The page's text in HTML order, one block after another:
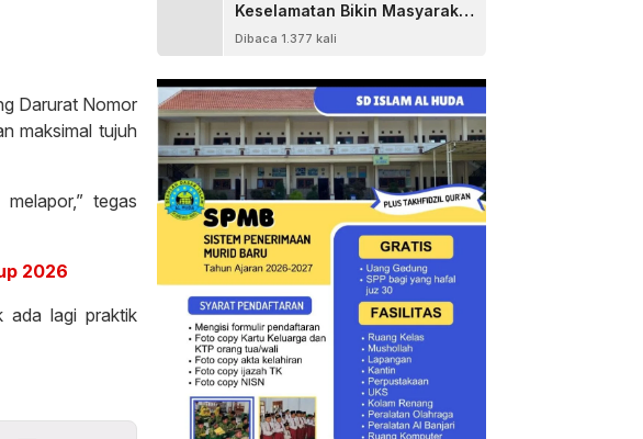
Darurat Nomor
maksimal tujuh
tegas
2026
ada lagi praktik
Keselamatan Bikin Masyarakat
Senang
Dibaca 1.377 kali